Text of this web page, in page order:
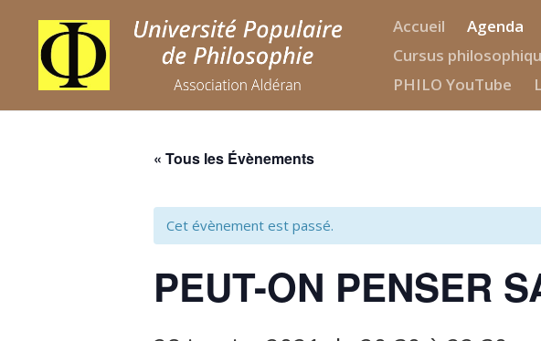
Accueil Agenda
Cursus
PHILO YouTube
« Tous les Évènements
Cet évènement est passé.
PEUT-ON PENSER